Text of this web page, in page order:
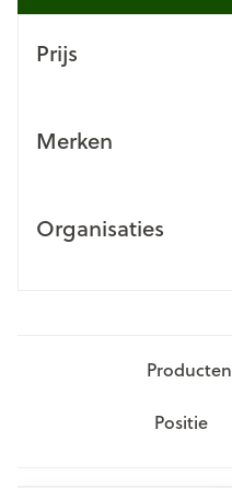
Prijs
Merken
Organisaties
Producten
Sorteer op: